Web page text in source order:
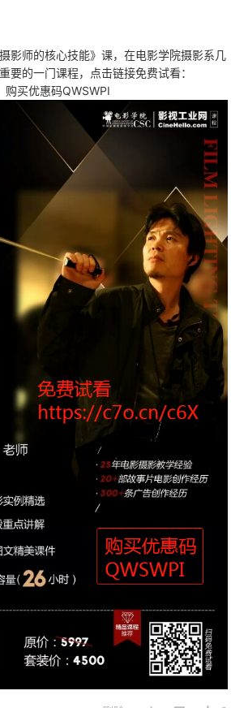
影师的核心技能》课，在电影学院摄影系几
要的一门课程，点击链接免费试看：
买优惠码QWSWPI